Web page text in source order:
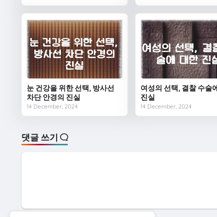
눈 건강을 위한 선택, 방사선
차단 안경의 진실
14 December, 2024
여성의 선택, 결찰 수술
진실
14 December, 2024
댓글 쓰기